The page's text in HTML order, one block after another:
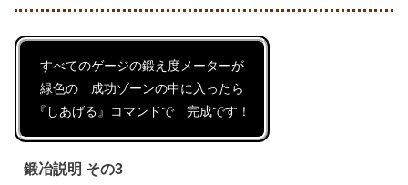
すべてのゲージの鍛え度メーターが
緑色の 成功ゾーンの中に入ったら
『しあげる』コマンドで 完成です！
鍛冶説明 その3